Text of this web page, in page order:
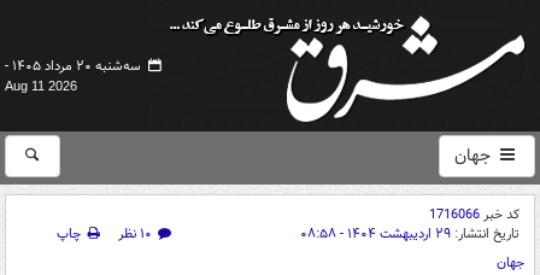
سه‌شنبه ۲۰ مرداد ۱۴۰۵ -
Aug 11 2026
جهان
کد خبر1716066
تاریخ انتشار: ۲۹ اردیبهشت ۱۴۰۴ - ۰۸:۵۸ ۱۰ نظر
چاپ
جهان